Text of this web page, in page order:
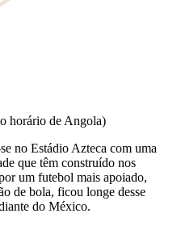
horário de Angola)
no Estádio Azteca com uma
que têm construído nos
um futebol mais apoiado,
de bola, ficou longe desse
do México.